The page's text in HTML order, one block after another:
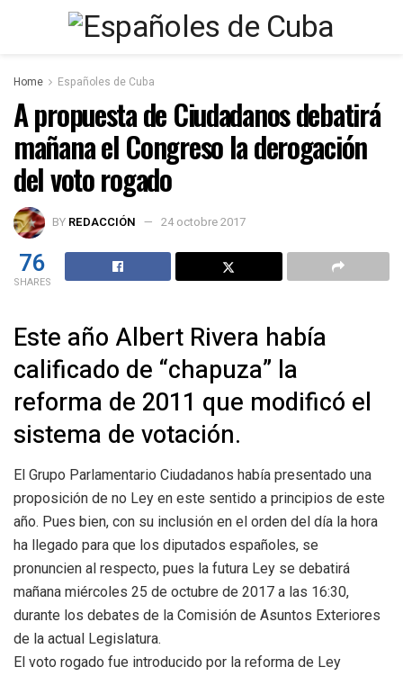
Home Españoles de Cuba
A propuesta de Ciudadanos debatirá
mañana el Congreso la derogación
del voto rogado
BY REDACCIÓN 24 octobre 2017
76
SHARES
Este año Albert Rivera había
calificado de “chapuza” la
reforma de 2011 que modificó el
sistema de votación.
El Grupo Parlamentario Ciudadanos había presentado una
proposición de no Ley en este sentido a principios de este
año. Pues bien, con su inclusión en el orden del día la hora
ha llegado para que los diputados españoles, se
pronuncien al respecto, pues la futura Ley se debatirá
mañana miércoles 25 de octubre de 2017 a las 16:30,
durante los debates de la Comisión de Asuntos Exteriores
de la actual Legislatura.
El voto rogado fue introducido por la reforma de Ley